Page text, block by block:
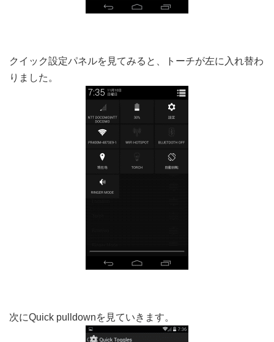
クイック設定パネルを見てみると、トーチが左に入れ替わ
りました。
次にQuick pulldownを見ていきます。